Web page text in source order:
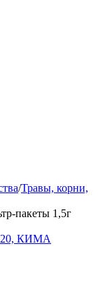
/Травы, корни,
пакеты 1,5г